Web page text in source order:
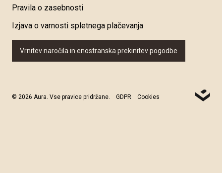
Pravila o zasebnosti
Izjava o varnosti spletnega plačevanja
Vrnitev naročila in enostranska prekinitev pogodbe
© 2026 Aura. Vse pravice pridržane. GDPR Cookies